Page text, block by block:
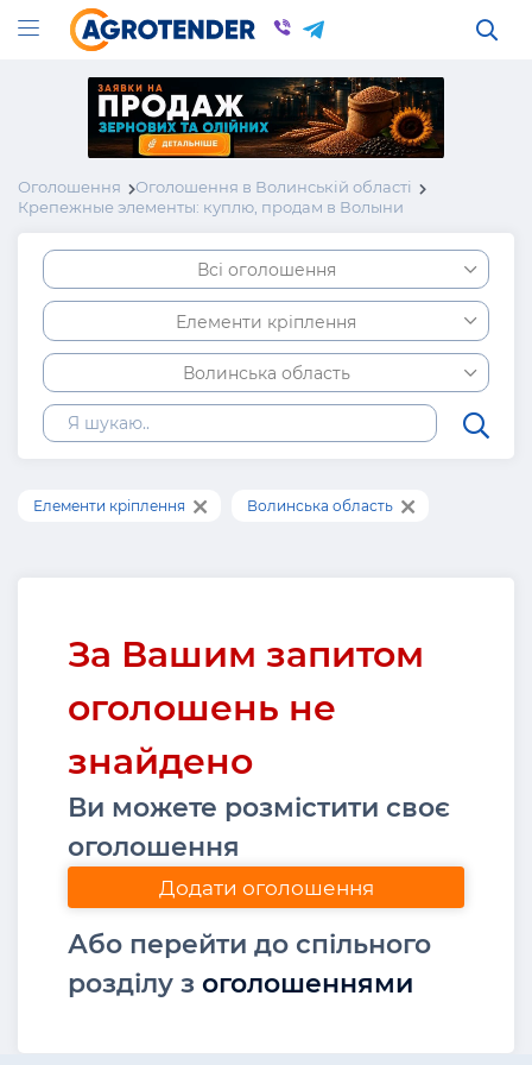
Оголошення
Оголошення в Волинській області
Крепежные элементы: куплю, продам в Волыни
Всі оголошення
Елементи кріплення
Волинська область
Елементи кріплення Волинська область
За Вашим запитом
оголошень не
знайдено
Ви можете розмістити своє
оголошення
Додати оголошення
Або перейти до спільного
розділу з оголошеннями